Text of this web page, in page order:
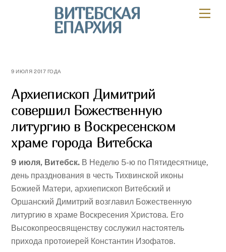
ВИТЕБСКАЯ
ЕПАРХИЯ
9 ИЮЛЯ 2017 ГОДА
Архиепископ Димитрий
совершил Божественную
литургию в Воскресенском
храме города Витебска
9 июля, Витебск. В Неделю 5-ю по Пятидесятнице,
день празднования в честь Тихвинской иконы
Божией Матери, архиепископ Витебский и
Оршанский Димитрий возглавил Божественную
литургию в храме Воскресения Христова. Его
Высокопреосвященству сослужил настоятель
прихода протоиерей Константин Изофатов.